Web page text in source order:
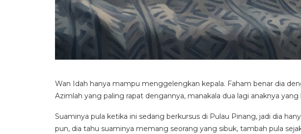
Wan Idah hanya mampu menggelengkan kepala. Faham benar dia
Azimlah yang paling rapat dengannya, manakala dua lagi anaknya
Suaminya pula ketika ini sedang berkursus di Pulau Pinang, jadi dia
pun, dia tahu suaminya memang seorang yang sibuk, tambah pula